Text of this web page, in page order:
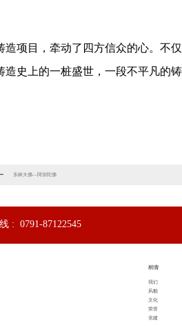
造项目，牵动了四方信众的心。不
造史上的一桩盛世，一段不平凡的
东林大佛—阿弥陀佛
: 0791-87122545
桐青
我们
风貌
文化
荣誉
党建